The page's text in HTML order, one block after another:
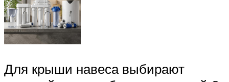
Для крыши навеса выбирают